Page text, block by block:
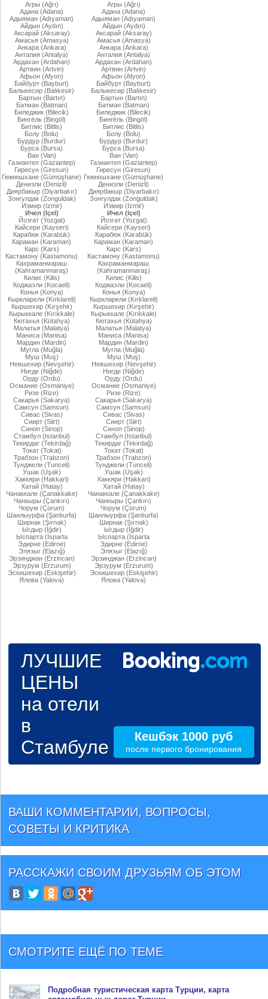
Агры (Ağrı)
Адана (Adana)
Адыяман (Adıyaman)
Айдын (Aydın)
Аксарай (Aksaray)
Амасья (Amasya)
Анкара (Ankara)
Анталия (Antalya)
Ардахан (Ardahan)
Артвин (Artvin)
Афьон (Afyon)
Байбурт (Bayburt)
Балыкесир (Balıkesir)
Бартын (Bartın)
Батман (Batman)
Биледжик (Bilecik)
Бингёль (Bingöl)
Битлис (Bitlis)
Болу (Bolu)
Бурдур (Burdur)
Бурса (Bursa)
Ван (Van)
Газиантеп (Gaziantep)
Гиресун (Giresun)
Гюмюшхане (Gümüşhane)
Денизли (Denizli)
Диярбакыр (Diyarbakır)
Зонгулдак (Zonguldak)
Измир (Izmir)
Ичел (Içel)
Йозгат (Yozgat)
Кайсери (Kayseri)
Карабюк (Karabük)
Караман (Karaman)
Карс (Kars)
Кастамону (Kastamonu)
Кахраманмараш
(Kahramanmaraş)
Килис (Kilis)
Коджаэли (Kocaeli)
Конья (Konya)
Кыркларели (Kırklareli)
Кыршехир (Kırşehir)
Кырыккале (Kırıkkale)
Кютахья (Kütahya)
Малатья (Malatya)
Маниса (Manisa)
Мардин (Mardin)
Мугла (Muğla)
Муш (Muş)
Невшехир (Nevşehir)
Нигде (Niğde)
Орду (Ordu)
Османие (Osmaniye)
Ризе (Rize)
Сакарья (Sakarya)
Самсун (Samsun)
Сивас (Sivas)
Сиирт (Siirt)
Синоп (Sinop)
Стамбул (Istanbul)
Текирдаг (Tekirdağ)
Токат (Tokat)
Трабзон (Trabzon)
Тунджели (Tunceli)
Ушак (Uşak)
Хаккяри (Hakkari)
Хатай (Hatay)
Чанаккале (Çanakkake)
Чанкыры (Çankırı)
Чорум (Çorum)
Шанлыурфа (Şanlıurfa)
Ширнак (Şırnak)
Ыгдыр (Iğdir)
Ыспарта (İsparta
Эдирне (Edirne)
Элязыг (Elazığ)
Эрзинджан (Erzincan)
Эрзурум (Erzurum)
Эскишехир (Eskişehir)
Ялова (Yalova)
Агры (Ağrı)
Адана (Adana)
Адыяман (Adıyaman)
Айдын (Aydın)
Аксарай (Aksaray)
Амасья (Amasya)
Анкара (Ankara)
Анталия (Antalya)
Ардахан (Ardahan)
Артвин (Artvin)
Афьон (Afyon)
Байбурт (Bayburt)
Балыкесир (Balıkesir)
Бартын (Bartın)
Батман (Batman)
Биледжик (Bilecik)
Бингёль (Bingöl)
Битлис (Bitlis)
Болу (Bolu)
Бурдур (Burdur)
Бурса (Bursa)
Ван (Van)
Газиантеп (Gaziantep)
Гиресун (Giresun)
Гюмюшхане (Gümüşhane)
Денизли (Denizli)
Диярбакыр (Diyarbakır)
Зонгулдак (Zonguldak)
Измир (Izmir)
Ичел (Içel)
Йозгат (Yozgat)
Кайсери (Kayseri)
Карабюк (Karabük)
Караман (Karaman)
Карс (Kars)
Кастамону (Kastamonu)
Кахраманмараш
(Kahramanmaraş)
Килис (Kilis)
Коджаэли (Kocaeli)
Конья (Konya)
Кыркларели (Kırklareli)
Кыршехир (Kırşehir)
Кырыккале (Kırıkkale)
Кютахья (Kütahya)
Малатья (Malatya)
Маниса (Manisa)
Мардин (Mardin)
Мугла (Muğla)
Муш (Muş)
Невшехир (Nevşehir)
Нигде (Niğde)
Орду (Ordu)
Османие (Osmaniye)
Ризе (Rize)
Сакарья (Sakarya)
Самсун (Samsun)
Сивас (Sivas)
Сиирт (Siirt)
Синоп (Sinop)
Стамбул (Istanbul)
Текирдаг (Tekirdağ)
Токат (Tokat)
Трабзон (Trabzon)
Тунджели (Tunceli)
Ушак (Uşak)
Хаккяри (Hakkari)
Хатай (Hatay)
Чанаккале (Çanakkake)
Чанкыры (Çankırı)
Чорум (Çorum)
Шанлыурфа (Şanlıurfa)
Ширнак (Şırnak)
Ыгдыр (Iğdir)
Ыспарта (İsparta
Эдирне (Edirne)
Элязыг (Elazığ)
Эрзинджан (Erzincan)
Эрзурум (Erzurum)
Эскишехир (Eskişehir)
Ялова (Yalova)
ЛУЧШИЕ
ЦЕНЫ
на отели
в
Стамбуле
Кешбэк 1000 руб
после первого бронирования
ВАШИ КОММЕНТАРИИ, ВОПРОСЫ,
СОВЕТЫ И КРИТИКА
РАССКАЖИ СВОИМ ДРУЗЬЯМ ОБ ЭТОМ
СМОТРИТЕ ЕЩЁ ПО ТЕМЕ
Подробная туристическая карта Турции, карта